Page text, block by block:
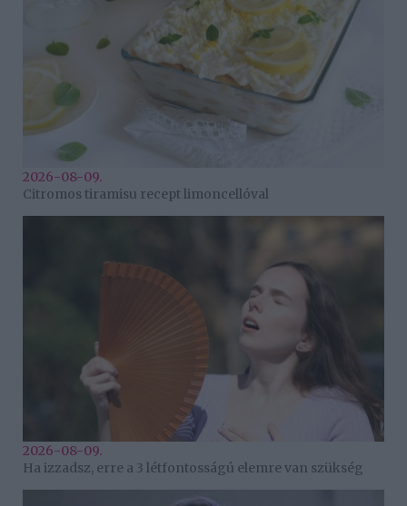
2026-08-09.
Citromos tiramisu recept limoncellóval
2026-08-09.
Ha izzadsz, erre a 3 létfontosságú elemre van szükség